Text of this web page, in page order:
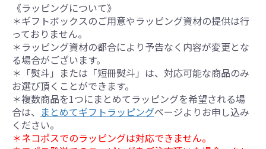
《ラッピングについて》
＊ギフトボックスのご用意やラッピング資材の提供は行
っておりません。
＊ラッピング資材の都合により予告なく内容が変更とな
る場合がございます。
＊「熨斗」または「短冊熨斗」は、対応可能な商品のみ
お選び頂くことができます。
＊複数商品を1つにまとめてラッピングを希望される場
合は、 まとめてギフトラッピングページよりお申し込み
ください。
＊ネコポスでのラッピングは対応できません。